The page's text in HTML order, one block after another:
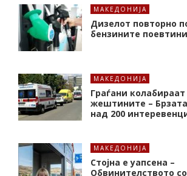
МАКЕДОНИЈА
Дизелот повторно
бензините поевтини
МАКЕДОНИЈА
Граѓани
жештините –
над 200
МАКЕДОНИЈА
Стојна е уапсена –
Обвинителството